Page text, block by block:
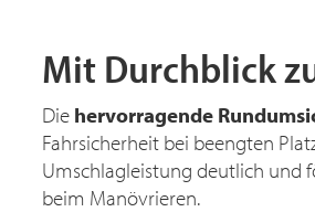
Mit Durchblick
Die hervorragende
Fahrsicherheit bei beengten
Umschlagleistung deutlich und
beim Manövrieren.